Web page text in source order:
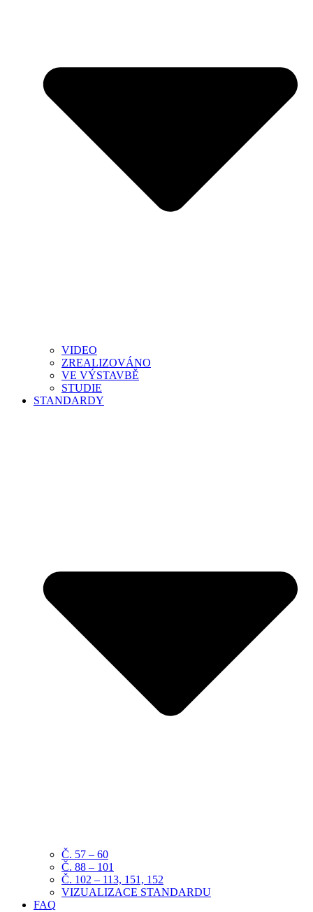
VIDEO
ZREALIZOVÁNO
VE VÝSTAVBĚ
STUDIE
STANDARDY
Č. 57 – 60
Č. 88 – 101
Č. 102 – 113, 151, 152
VIZUALIZACE STANDARDU
FAQ